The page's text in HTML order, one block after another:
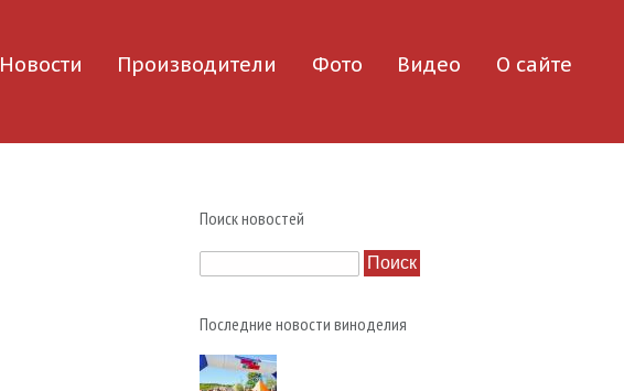
Новости Производители Фото Видео О сайте
Поиск новостей
Последние новости виноделия